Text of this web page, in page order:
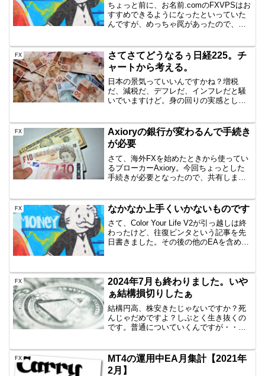
ちょっと前に、お名前.comのFXVPSはお
すすめできるようになったといっていた
んですが、めっちゃ罠があったので、一
在VPSは4社を利用中⇒3社に絞りました
2020...
FX
さてさてどうなるぅ日経225。チ
ャートから考える。
日本の景気っていいんですかね？増税
だ、減税だ、デフレだ、インフレだと騒
いでいますけど。身の回りの実感として
ゃ。でも日経225は高値から落ちてこない
んですよ。この前いったん...
FX
Axioryの銀行が変わるんで手続き
が必要
さて、海外FXを始めたときから使ってい
るブローカーAxiory。今回ちょっとした
手続きが必要となったので、共有しま
ですが、銀行がリヒテンシュタイン公国
の...
FX なかなか上手くいかないものです
さて、Color Your Life V2が引っ越しは終
わったけど、往復ビンタという記事を先
日書きました。その後の他のEAを含めて
単純に逆行という感じ...
FX
2024年7月も終わりました。いや
ぁ結構損切りしたぁ
結構円高、株安きたじゃないですか？死
んじゃだめですよ？しぶとく生き抜くの
です。普通についていくんですが・・ち
いろいろした結果、ついていけているん
ですが、さすがにやば...
FX
MT4の運用中EA月集計【2021年
2月】